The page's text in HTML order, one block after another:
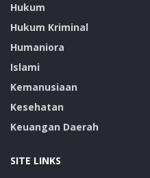
Hukum
Hukum Kriminal
Humaniora
Islami
Kemanusiaan
Kesehatan
Keuangan Daerah
SITE LINKS